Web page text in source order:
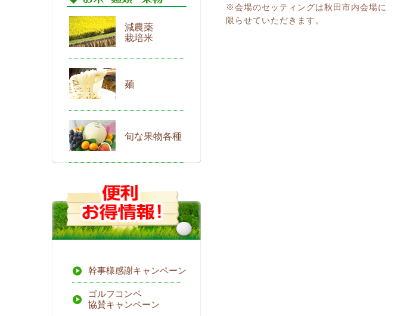
減農薬
栽培米
麺
旬な果物各種
幹事様感謝キャンペーン
ゴルフコンペ
協賛キャンペーン
※会場のセッティングは秋田市内会場に
限らせていただきます。